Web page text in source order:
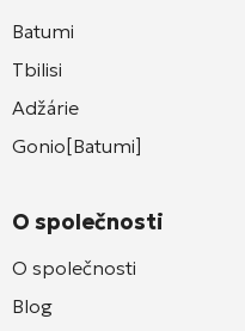
Batumi
Tbilisi
Adžárie
Gonio[Batumi]
O společnosti
O společnosti
Blog